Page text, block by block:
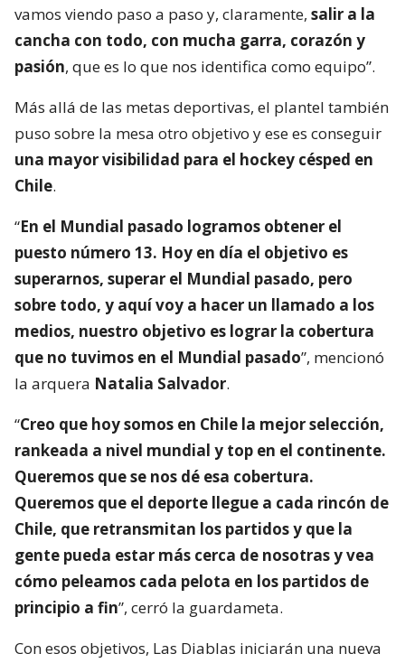
vamos viendo paso a paso y, claramente, salir a la
cancha con todo, con mucha garra, corazón y
pasión, que es lo que nos identifica como equipo”.
Más allá de las metas deportivas, el plantel también
puso sobre la mesa otro objetivo y ese es conseguir
una mayor visibilidad para el hockey césped en
Chile.
“En el Mundial pasado logramos obtener el
puesto número 13. Hoy en día el objetivo es
superarnos, superar el Mundial pasado, pero
sobre todo, y aquí voy a hacer un llamado a los
medios, nuestro objetivo es lograr la cobertura
que no tuvimos en el Mundial pasado”, mencionó
la arquera Natalia Salvador.
“Creo que hoy somos en Chile la mejor selección,
rankeada a nivel mundial y top en el continente.
Queremos que se nos dé esa cobertura.
Queremos que el deporte llegue a cada rincón de
Chile, que retransmitan los partidos y que la
gente pueda estar más cerca de nosotras y vea
cómo peleamos cada pelota en los partidos de
principio a fin”, cerró la guardameta.
Con esos objetivos, Las Diablas iniciarán una nueva